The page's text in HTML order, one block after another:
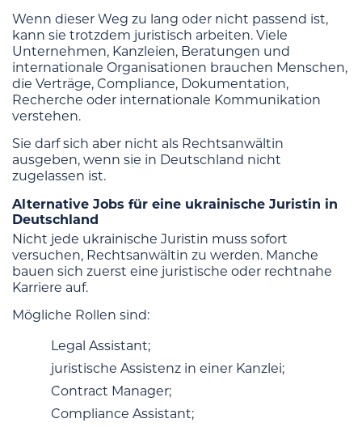
Wenn dieser Weg zu lang oder nicht passend ist,
kann sie trotzdem juristisch arbeiten. Viele
Unternehmen, Kanzleien, Beratungen und
internationale Organisationen brauchen Menschen,
die Verträge, Compliance, Dokumentation,
Recherche oder internationale Kommunikation
verstehen.
Sie darf sich aber nicht als Rechtsanwältin
ausgeben, wenn sie in Deutschland nicht
zugelassen ist.
Alternative Jobs für eine ukrainische Juristin in
Deutschland
Nicht jede ukrainische Juristin muss sofort
versuchen, Rechtsanwältin zu werden. Manche
bauen sich zuerst eine juristische oder rechtnahe
Karriere auf.
Mögliche Rollen sind:
Legal Assistant;
juristische Assistenz in einer Kanzlei;
Contract Manager;
Compliance Assistant;